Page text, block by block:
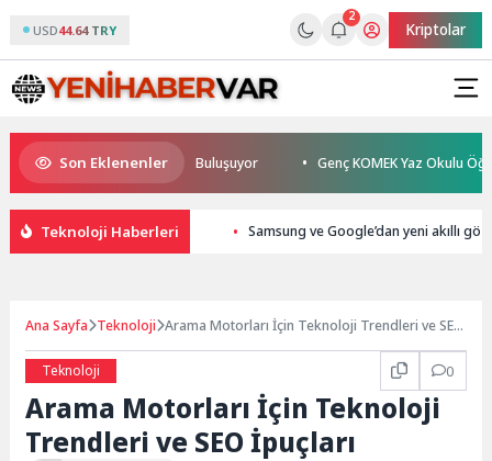
USD44.64 TRY
2
Kriptolar
Son Eklenenler
TESAK’ta Okurlarıyla Buluşuyor Genç KOMEK Yaz Okulu
Teknoloji Haberleri Samsung ve Google’dan yeni akıllı
Ana Sayfa Teknoloji Arama Motorları İçin Teknoloji Trendleri ve SEO
Teknoloji
0
Arama Motorları İçin Teknoloji
Trendleri ve SEO İpuçları